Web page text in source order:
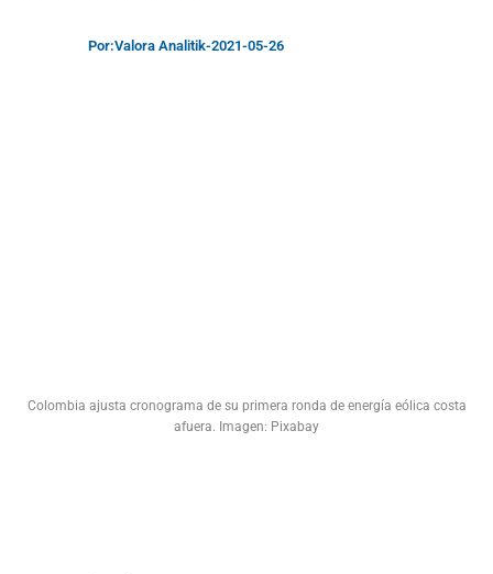
Por:Valora Analitik-2021-05-26
Colombia ajusta cronograma de su primera ronda de energía eólica costa
afuera. Imagen: Pixabay